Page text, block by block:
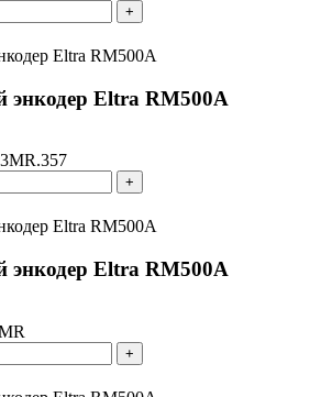
+
энкодер Eltra RM500A
+
энкодер Eltra RM500A
+